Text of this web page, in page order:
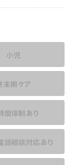
小児
末期ケア
間体制あり
話相談対応あり